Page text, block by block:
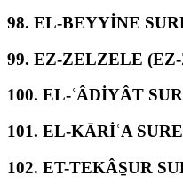
98. EL-BEYYİNE
99. EZ-ZELZELE
100. EL-ʿÂDİYÂT
101. EL-KĀRİʿA
102. ET-TEKÂS̱UR